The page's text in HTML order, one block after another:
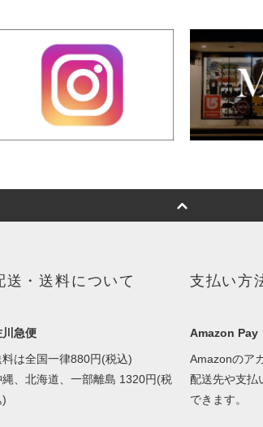
送・送料について
川急便
料は全国一律880円(税込)
縄、北海道、一部離島 1320円(税
)
支払い方
Amazon Pay
Amazonのア
配送先や支払
できます。